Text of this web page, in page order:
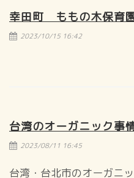
幸田町 ももの木保育
2023/10/15 16:42
台湾のオーガニック事
2023/08/11 16:45
台湾・台北市のオーガニ